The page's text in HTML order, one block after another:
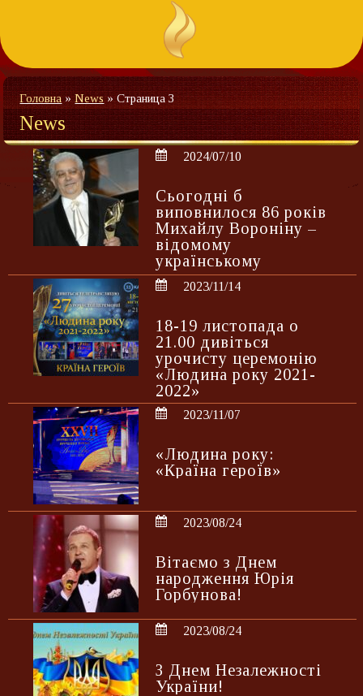
Головна»News»Страница 3
News
2024/07/10
Сьогодні б
виповнилося 86 років
Михайлу Вороніну –
відомому
українському
дизайнеру та
модельєру
2023/11/14
18-19 листопада о
21.00 дивіться
урочисту церемонію
«Людина року 2021-
2022»
2023/11/07
«Людина року:
«Країна героїв»
2023/08/24
Вітаємо з Днем
народження Юрія
Горбунова!
2023/08/24
З Днем Незалежності
України!